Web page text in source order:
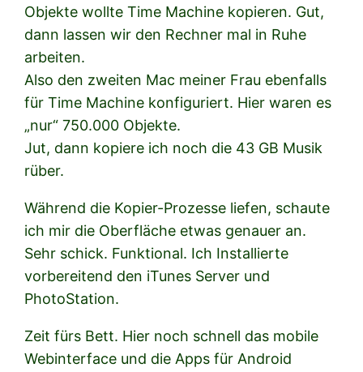
Objekte wollte Time Machine kopieren. Gut,
dann lassen wir den Rechner mal in Ruhe
arbeiten.
Also den zweiten Mac meiner Frau ebenfalls
für Time Machine konfiguriert. Hier waren es
„nur“ 750.000 Objekte.
Jut, dann kopiere ich noch die 43 GB Musik
rüber.
Während die Kopier-Prozesse liefen, schaute
ich mir die Oberfläche etwas genauer an.
Sehr schick. Funktional. Ich Installierte
vorbereitend den iTunes Server und
PhotoStation.
Zeit fürs Bett. Hier noch schnell das mobile
Webinterface und die Apps für Android